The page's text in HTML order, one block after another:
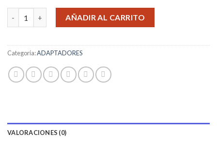
ADAPTADOR OTG KARSEN cantidad
AÑADIR AL CARRITO
Categoría:ADAPTADORES
VALORACIONES (0)